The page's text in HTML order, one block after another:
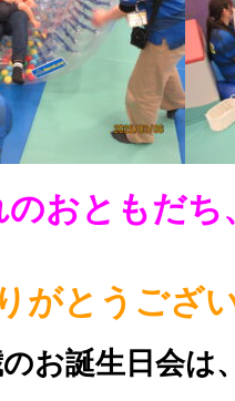
のおともだ
がとうござ
お誕生日会は